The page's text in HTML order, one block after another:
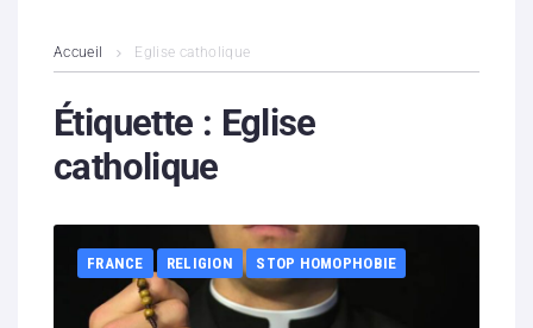
Contenus litigieux
Nous soutenir
Partenaires
Accueil Eglise catholique
Étiquette : Eglise
catholique
FRANCE RELIGION STOP HOMOPHOBIE